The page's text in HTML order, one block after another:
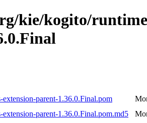
kie/kogito/
parent-1.36.0.Final.pom
parent-1.36.0.Final.pom.md5